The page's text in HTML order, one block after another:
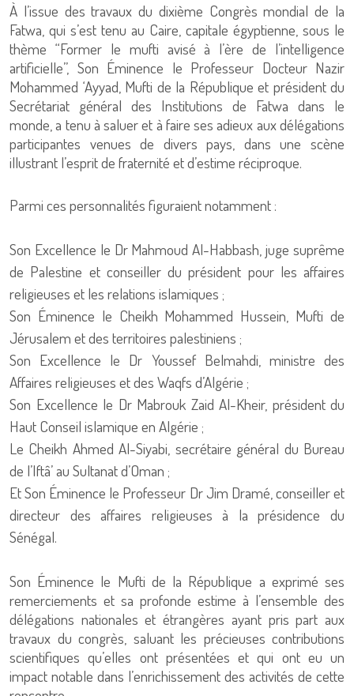
À l’issue des travaux du dixième Congrès mondial de la
Fatwa, qui s’est tenu au Caire, capitale égyptienne, sous le
thème “Former le mufti avisé à l’ère de l’intelligence
artificielle”, Son Éminence le Professeur Docteur Nazir
Mohammed ‘Ayyad, Mufti de la République et président du
Secrétariat général des Institutions de Fatwa dans le
monde, a tenu à saluer et à faire ses adieux aux délégations
participantes venues de divers pays, dans une scène
illustrant l’esprit de fraternité et d’estime réciproque.
Parmi ces personnalités figuraient notamment :
Son Excellence le Dr Mahmoud Al-Habbash, juge suprême
de Palestine et conseiller du président pour les affaires
religieuses et les relations islamiques ;
Son Éminence le Cheikh Mohammed Hussein, Mufti de
Jérusalem et des territoires palestiniens ;
Son Excellence le Dr Youssef Belmahdi, ministre des
Affaires religieuses et des Waqfs d’Algérie ;
Son Excellence le Dr Mabrouk Zaid Al-Kheir, président du
Haut Conseil islamique en Algérie ;
Le Cheikh Ahmed Al-Siyabi, secrétaire général du Bureau
de l’Iftâ’ au Sultanat d’Oman ;
Et Son Éminence le Professeur Dr Jim Dramé, conseiller et
directeur des affaires religieuses à la présidence du
Sénégal.
Son Éminence le Mufti de la République a exprimé ses
remerciements et sa profonde estime à l’ensemble des
délégations nationales et étrangères ayant pris part aux
travaux du congrès, saluant les précieuses contributions
scientifiques qu’elles ont présentées et qui ont eu un
impact notable dans l’enrichissement des activités de cette